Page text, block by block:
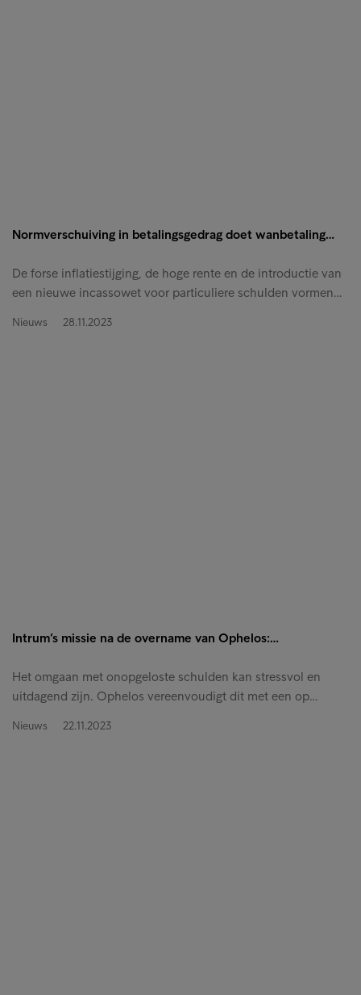
Normverschuiving in betalingsgedrag doet wanbetaling…
De forse inflatiestijging, de hoge rente en de introductie van
een nieuwe incassowet voor particuliere schulden vormen…
Nieuws 28.11.2023
Intrum’s missie na de overname van Ophelos:…
Het omgaan met onopgeloste schulden kan stressvol en
uitdagend zijn. Ophelos vereenvoudigt dit met een op…
Nieuws 22.11.2023